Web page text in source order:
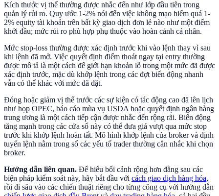
Kích thước vị thế thường được nhắc đến như lớp đầu tiên trong
quản lý rủi ro. Quy ước 1-2% nói đến việc không mạo hiểm quá 1-
2% equity tài khoản trên bất kỳ giao dịch đơn lẻ nào như một điểm
khởi đầu; mức rủi ro phù hợp phụ thuộc vào hoàn cảnh cá nhân.
Mức stop-loss thường được xác định trước khi vào lệnh thay vì sau
khi lệnh đã mở. Việc quyết định điểm thoát ngay tại entry thường
được mô tả là một cách để giới hạn khoản lỗ trong một mức đã được
xác định trước, mặc dù khớp lệnh trong các đợt biến động nhanh
vẫn có thể khác với mức đã đặt.
Đóng hoặc giảm vị thế trước các sự kiện có tác động cao đã lên lịch
như họp OPEC, báo cáo mùa vụ USDA hoặc quyết định ngân hàng
trung ương là một cách tiếp cận được nhắc đến rộng rãi. Biến động
tăng mạnh trong các cửa sổ này có thể đưa giá vượt qua mức stop
trước khi khớp lệnh hoàn tất. Mô hình khớp lệnh của broker và định
tuyến lệnh nằm trong số các yếu tố trader thường cân nhắc khi chọn
broker.
Hướng dẫn liên quan. Để hiểu bối cảnh rộng hơn đằng sau các
biện pháp kiểm soát này, hãy bắt đầu với cách giao dịch hàng hóa,
rồi đi sâu vào các chiến thuật riêng cho từng công cụ với hướng dẫn